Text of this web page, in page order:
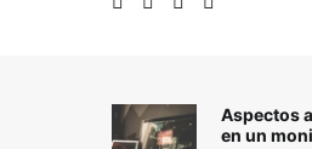
Aspectos
en un